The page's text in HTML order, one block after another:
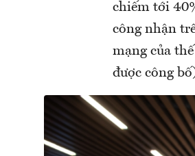
chiếm tới
công nhận
mạng của
được công